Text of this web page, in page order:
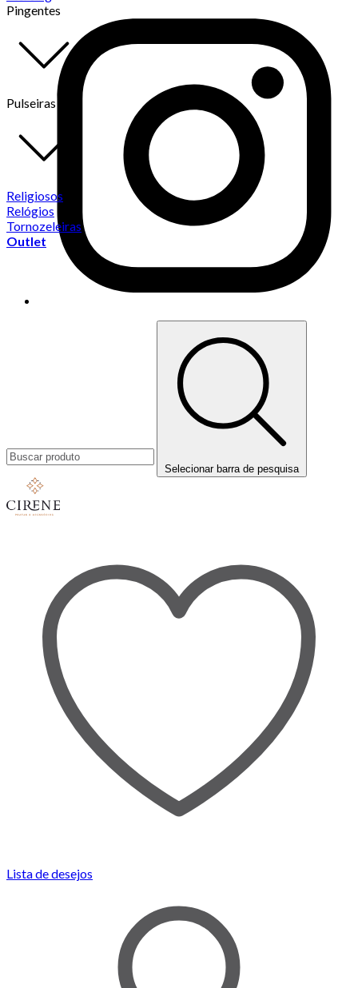
Pingentes
Pulseiras
Religiosos
Relógios
Tornozeleiras
Outlet
Selecionar barra de pesquisa
Lista de desejos